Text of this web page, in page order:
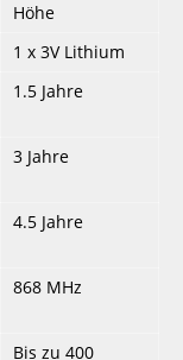
Höhe
1 x 3V Lithium
1.5 Jahre
3 Jahre
4.5 Jahre
868 MHz
Bis zu 400